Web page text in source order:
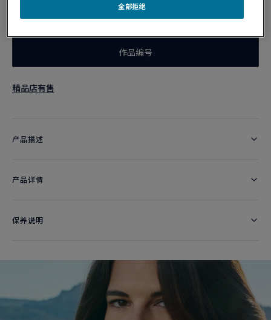
个性化定制
作品编号
精品店有售
产品描述
产品详情
保养说明
全部拒绝